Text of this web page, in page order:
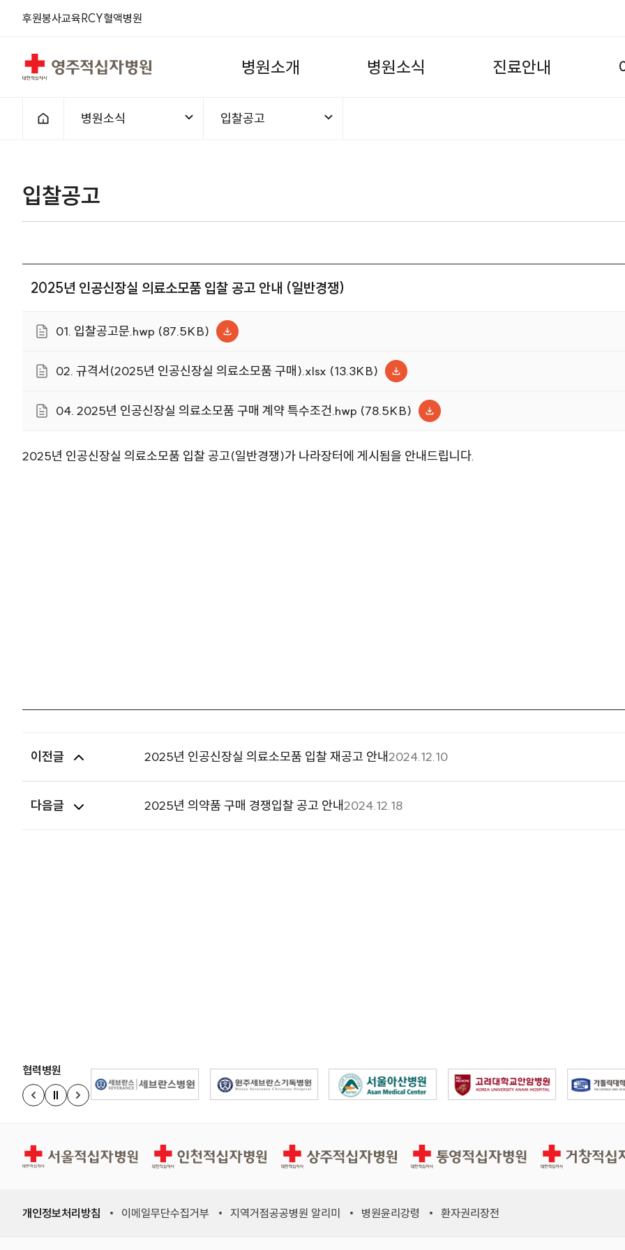
후원봉사교육 RCY혈액병원
영주적십자병원 병원소개 병원소식 진료안내
홈으로
병원소식 입찰공고
입찰공고
2025년 인공신장실 의료소모품 입찰 공고 안내 (일반경쟁)
01. 입찰공고문.hwp (87.5KB)
02. 규격서(2025년 인공신장실 의료소모품 구매).xlsx (13.3KB)
04. 2025년 인공신장실 의료소모품 구매 계약 특수조건.hwp (78.5KB)
2025년 인공신장실 의료소모품 입찰 공고(일반경쟁)가 나라장터에 게시됨을 안내드립니다.
이전글 2025년 인공신장실 의료소모품 입찰 재공고 안내2024.12.10
다음글 2025년 의약품 구매 경쟁입찰 공고 안내2024.12.18
협력병원
이전 슬라이드
정지
다음 슬라이드
경인권역재활병원 인천적십자병원 상주적십자병원 통영적십자병원 거창적십자병원
개인정보처리방침 이메일무단수집거부 지역거점공공병원 알리미 병원윤리강령 환자권리장전